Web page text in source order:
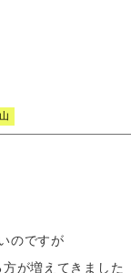
のですが
が増えてきました